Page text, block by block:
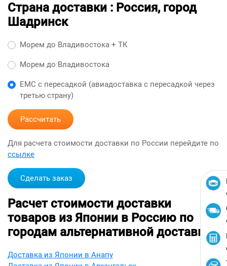
Страна доставки : Россия, город
Шадринск
Морем до Владивостока + ТК
Морем до Владивостока
ЕМС с пересадкой (авиадоставка с пересадкой через
третью страну)
Рассчитать
Для расчета стоимости доставки по России перейдите по
ссылке
Сделать заказ
Расчет стоимости доставки
товаров из Японии в Россию по
городам альтернативной доставкой
Доставка из Японии в Анапу